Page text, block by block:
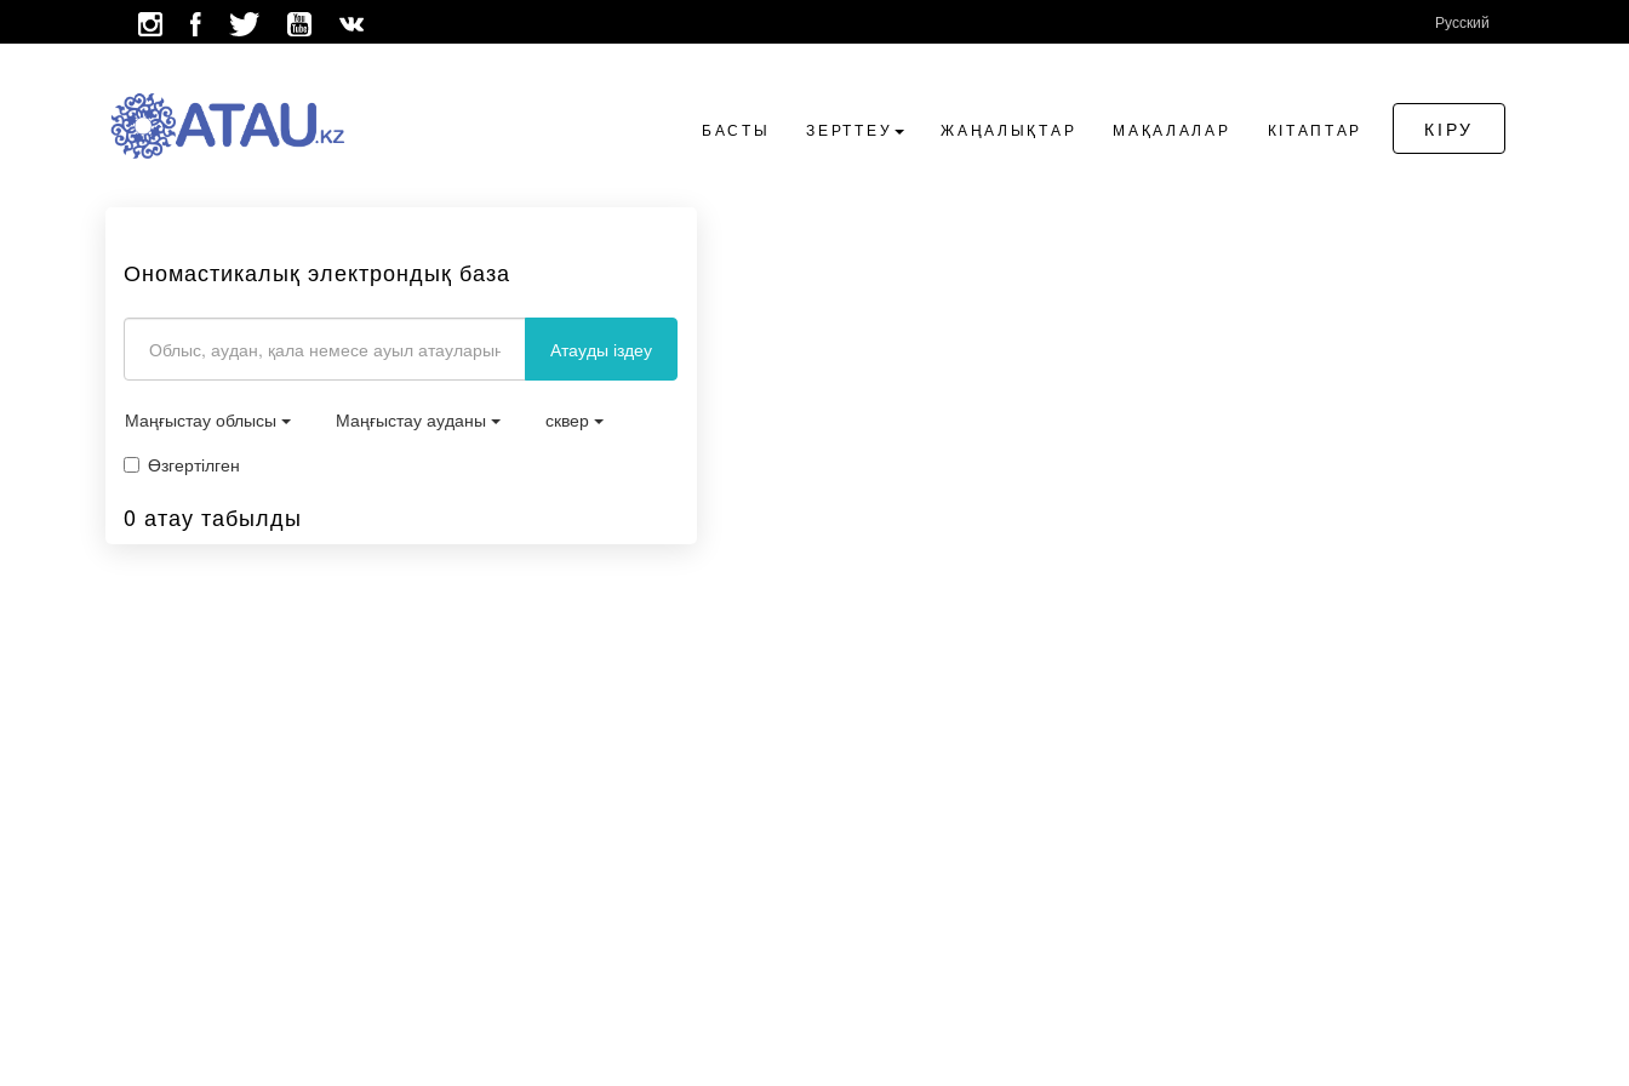
Русский
БАСТЫ ЗЕРТТЕУ ЖАҢАЛЫҚТАР МАҚАЛАЛАР КІТАПТАР КІРУ
Ономастикалық электрондық база
Атауды іздеу
Маңғыстау облысы Маңғыстау ауданы
сквер
Өзгертілген
0 атау табылды